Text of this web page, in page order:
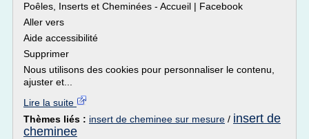
Poêles, Inserts et Cheminées - Accueil | Facebook
Aller vers
Aide accessibilité
Supprimer
Nous utilisons des cookies pour personnaliser le contenu,
ajuster et...
Lire la suite
Thèmes liés : insert de cheminee sur mesure / insert de
cheminee